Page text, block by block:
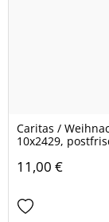
Caritas /
10x2429,
11,00 €